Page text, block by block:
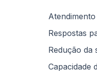
Respostas
Redução da
Capacidade